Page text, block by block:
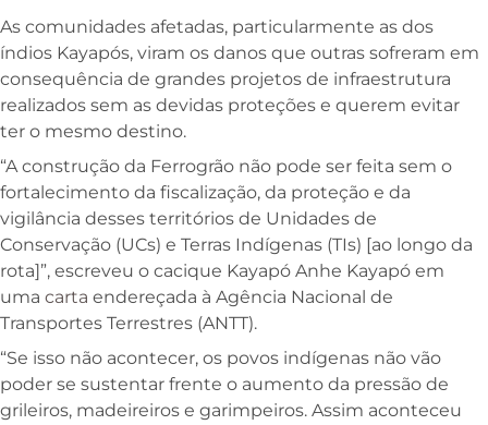
As comunidades afetadas, particularmente as dos
índios Kayapós, viram os danos que outras sofreram em
consequência de grandes projetos de infraestrutura
realizados sem as devidas proteções e querem evitar
ter o mesmo destino.
“A construção da Ferrogrão não pode ser feita sem o
fortalecimento da fiscalização, da proteção e da
vigilância desses territórios de Unidades de
Conservação (UCs) e Terras Indígenas (TIs) [ao longo da
rota]”, escreveu o cacique Kayapó Anhe Kayapó em
uma carta endereçada à Agência Nacional de
Transportes Terrestres (ANTT).
“Se isso não acontecer, os povos indígenas não vão
poder se sustentar frente o aumento da pressão de
grileiros, madeireiros e garimpeiros. Assim aconteceu